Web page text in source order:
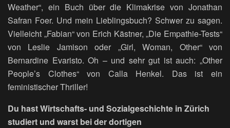
Weather“, ein Buch über die Klimakrise von Jonathan
Safran Foer. Und mein Lieblingsbuch? Schwer zu sagen.
Vielleicht „Fabian“ von Erich Kästner, „Die Empathie-Tests“
von Leslie Jamison oder „Girl, Woman, Other“ von
Bernardine Evaristo. Oh – und sehr gut ist auch: „Other
People’s Clothes“ von Calla Henkel. Das ist ein
feministischer Thriller!
Du hast Wirtschafts- und Sozialgeschichte in Zürich
studiert und warst bei der dortigen